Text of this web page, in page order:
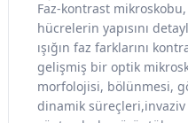
Faz-kontrast
hücrelerin yapısını
ışığın faz farklarını
gelişmiş bir optik
morfolojisi, bölünmesi,
dinamik